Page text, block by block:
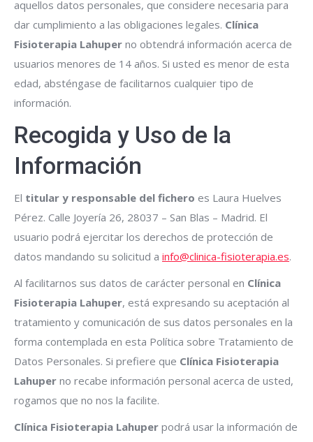
aquellos datos personales, que considere necesaria para
dar cumplimiento a las obligaciones legales. Clínica
Fisioterapia Lahuper no obtendrá información acerca de
usuarios menores de 14 años. Si usted es menor de esta
edad, absténgase de facilitarnos cualquier tipo de
información.
Recogida y Uso de la
Información
El titular y responsable del fichero es Laura Huelves
Pérez. Calle Joyería 26, 28037 – San Blas – Madrid. El
usuario podrá ejercitar los derechos de protección de
datos mandando su solicitud a info@clinica-fisioterapia.es.
Al facilitarnos sus datos de carácter personal en Clínica
Fisioterapia Lahuper, está expresando su aceptación al
tratamiento y comunicación de sus datos personales en la
forma contemplada en esta Política sobre Tratamiento de
Datos Personales. Si prefiere que Clínica Fisioterapia
Lahuper no recabe información personal acerca de usted,
rogamos que no nos la facilite.
Clínica Fisioterapia Lahuper podrá usar la información de